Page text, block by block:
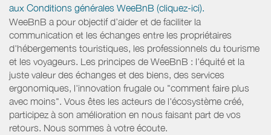
aux Conditions générales WeeBnB (cliquez-ici).
WeeBnB a pour objectif d’aider et de faciliter la
communication et les échanges entre les propriétaires
d'hébergements touristiques, les professionnels du tourisme
et les voyageurs. Les principes de WeeBnB : l'équité et la
juste valeur des échanges et des biens, des services
ergonomiques, l'innovation frugale ou "comment faire plus
avec moins". Vous êtes les acteurs de l'écosystème créé,
participez à son amélioration en nous faisant part de vos
retours. Nous sommes à votre écoute.